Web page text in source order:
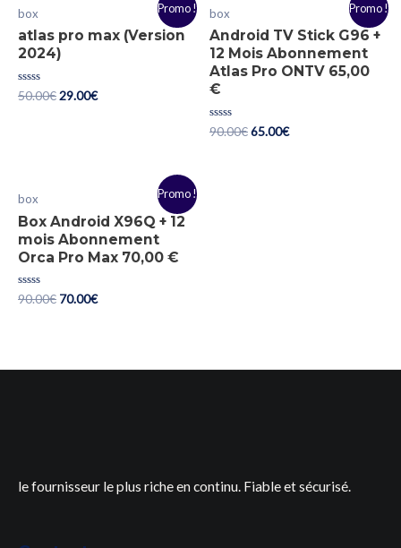
Promo !
box
atlas pro max (Version
2024)
Rated
50.00€29.00€
Promo !
box
Android TV Stick G96 +
12 Mois Abonnement
Atlas Pro ONTV 65,00
€
Rated
90.00€65.00€
Promo !
box
Box Android X96Q + 12
mois Abonnement
Orca Pro Max 70,00 €
Rated
90.00€ 70.00€
le fournisseur le plus riche en continu. Fiable et sécurisé.